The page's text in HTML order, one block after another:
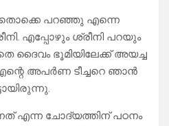
പറഞ്ഞു എന്നെ
എപ്പോഴും ശ്രീനി പറയും
ദൈവം ഭൂമിയിലേക്ക് അയച്ച
അപർണ ടീച്ചറെ ഞാൻ
എന്ന ചോദ്യത്തിന് പഠനം